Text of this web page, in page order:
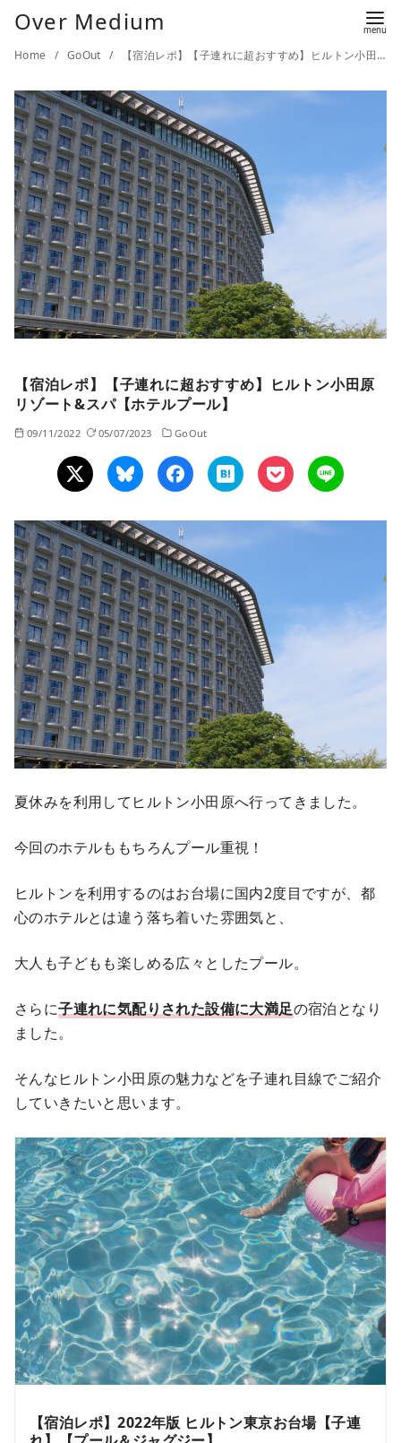
Over Medium
Home GoOut 【宿泊レポ】【子連れに超おすすめ】ヒルトン小田原リゾート&スパ【ホテルプール】
【宿泊レポ】【子連れに超おすすめ】ヒルトン小田原
リゾート&スパ【ホテルプール】
09/11/2022 05/07/2023 GoOut
夏休みを利用してヒルトン小田原へ行ってきました。
今回のホテルももちろんプール重視！
ヒルトンを利用するのはお台場に国内2度目ですが、都
心のホテルとは違う落ち着いた雰囲気と、
大人も子どもも楽しめる広々としたプール。
さらに子連れに気配りされた設備に大満足の宿泊となり
ました。
そんなヒルトン小田原の魅力などを子連れ目線でご紹介
していきたいと思います。
【宿泊レポ】2022年版 ヒルトン東京お台場【子連